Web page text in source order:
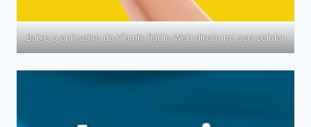
Baixe o aplicativo da Viamix Rádio Web direto no seu celular